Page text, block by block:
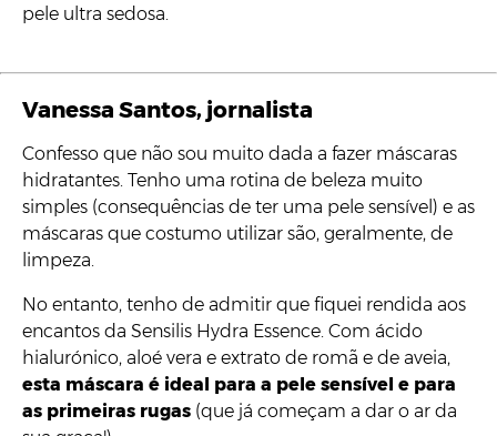
pele ultra sedosa.
Vanessa Santos, jornalista
Confesso que não sou muito dada a fazer máscaras
hidratantes. Tenho uma rotina de beleza muito
simples (consequências de ter uma pele sensível) e as
máscaras que costumo utilizar são, geralmente, de
limpeza.
No entanto, tenho de admitir que fiquei rendida aos
encantos da Sensilis Hydra Essence. Com ácido
hialurónico, aloé vera e extrato de romã e de aveia,
esta máscara é ideal para a pele sensível e para
as primeiras rugas (que já começam a dar o ar da